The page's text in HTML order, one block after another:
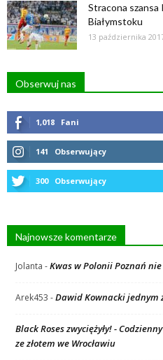
Stracona szansa
Białymstoku
13 października
Obserwuj nas
1,018 Fani
141 Obserwujący
300 Obserwujący
Najnowsze komentarze
Jolanta -Kwas w Polonii Poznań
Arek453 -Dawid Kownacki
Black Roses zwyciężyły! -
ze złotem we Wrocławiu